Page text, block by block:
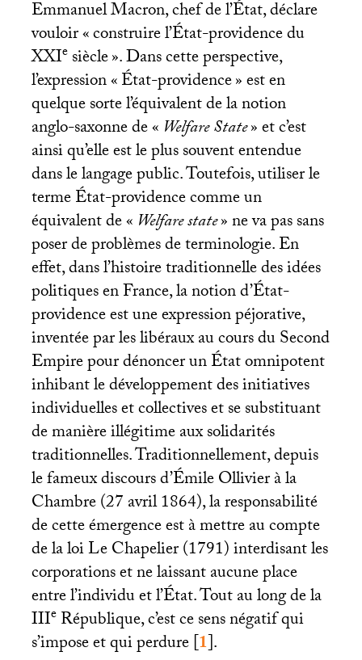
Emmanuel Macron, chef de l’État, déclare
vouloir «construire l’État-providence du
XXIesiècle». Dans cette perspective,
l’expression «État-providence» est en
quelque sorte l’équivalent de la notion
anglo-saxonne de « Welfare State» et c’est
ainsi qu’elle est le plus souvent entendue
dans le langage public. Toutefois, utiliser le
terme État-providence comme un
équivalent de « Welfare state» ne va pas sans
poser de problèmes de terminologie. En
effet, dans l’histoire traditionnelle des idées
politiques en France, la notion d’État-
providence est une expression péjorative,
inventée par les libéraux au cours du Second
Empire pour dénoncer un État omnipotent
inhibant le développement des initiatives
individuelles et collectives et se substituant
de manière illégitime aux solidarités
traditionnelles. Traditionnellement, depuis
le fameux discours d’Émile Ollivier à la
Chambre (27 avril 1864), la responsabilité
de cette émergence est à mettre au compte
de la loi Le Chapelier (1791) interdisant les
corporations et ne laissant aucune place
entre l’individu et l’État. Tout au long de la
IIIeRépublique, c’est ce sens négatif qui
s’impose et qui perdure[1].